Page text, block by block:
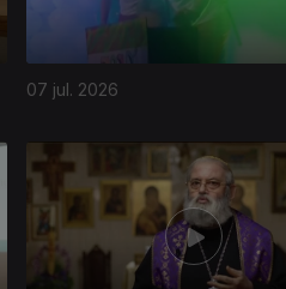
07 jul. 2026